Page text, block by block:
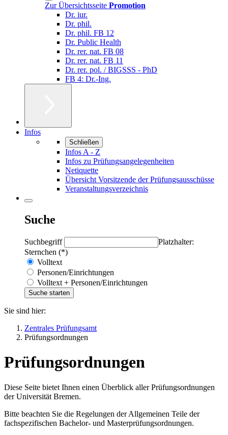
Zur Übersichtsseite Promotion
Dr. iur.
Dr. phil.
Dr. phil. FB 12
Dr. Public Health
Dr. rer. nat. FB 08
Dr. rer. nat. FB 11
Dr. rer. pol. / BIGSSS - PhD
FB 4: Dr.-Ing.
Infos
Schließen
Infos A - Z
Infos zu Prüfungsangelegenheiten
Netiquette
Übersicht Vorsitzende der Prüfungsausschüsse
Veranstaltungsverzeichnis
Suche
Suchbegriff
Platzhalter:
Sternchen (*)
Volltext
Personen/Einrichtungen
Volltext + Personen/Einrichtungen
Sie sind hier:
Zentrales Prüfungsamt
Prüfungsordnungen
Prüfungsordnungen
Diese Seite bietet Ihnen einen Überblick aller Prüfungsordnungen
der Universität Bremen.
Bitte beachten Sie die Regelungen der Allgemeinen Teile der
fachspezifischen Bachelor- und Masterprüfungsordnungen.